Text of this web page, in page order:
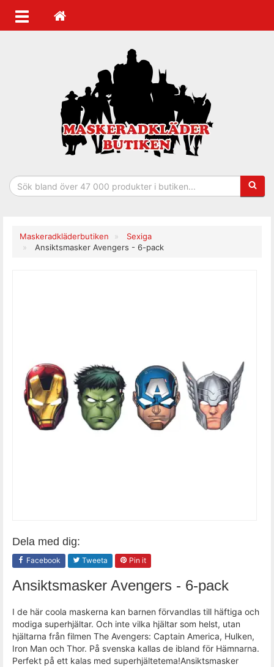
Maskeradkläderbutiken
Sexiga
Ansiktsmasker Avengers - 6-pack
Dela med dig:
Facebook Tweeta Pin it
Ansiktsmasker Avengers - 6-pack
I de här coola maskerna kan barnen förvandlas till häftiga och
modiga superhjältar. Och inte vilka hjältar som helst, utan
hjältarna från filmen The Avengers: Captain America, Hulken,
Iron Man och Thor. På svenska kallas de ibland för Hämnarna.
Perfekt på ett kalas med superhjältetema!Ansiktsmasker